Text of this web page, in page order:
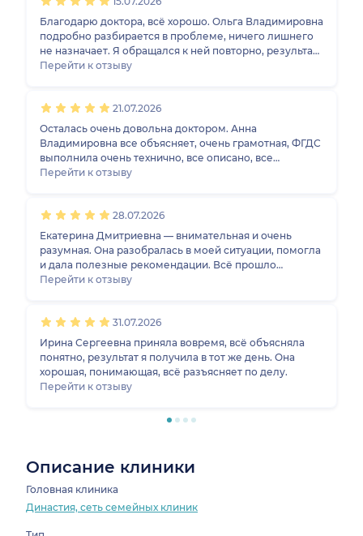
Благодарю доктора, всё хорошо. Ольга Владимировна
подробно разбирается в проблеме, ничего лишнего
не назначает. Я обращался к ней повторно, результат
есть.
Перейти к отзыву
21.07.2026
Осталась очень довольна доктором. Анна
Владимировна все объясняет, очень грамотная, ФГДС
выполнила очень технично, все описано, все
прекрасно, впечатления самые лучшие. Клиника
Перейти к отзыву
28.07.2026
Екатерина Дмитриевна — внимательная и очень
разумная. Она разобралась в моей ситуации, помогла
и дала полезные рекомендации. Всё прошло
отлично.
Перейти к отзыву
31.07.2026
Ирина Сергеевна приняла вовремя, всё объясняла
понятно, результат я получила в тот же день. Она
хорошая, понимающая, всё разъясняет по делу.
Перейти к отзыву
Описание клиники
Головная клиника
Династия, сеть семейных клиник